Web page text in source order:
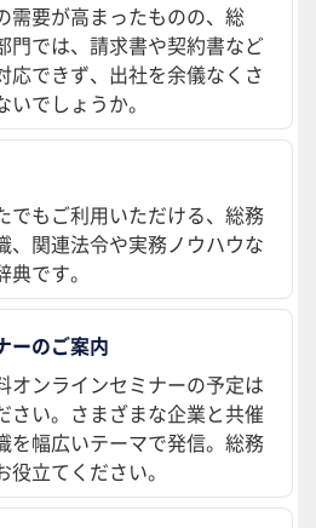
需要が高まったものの、総
門では、請求書や契約書など
応できず、出社を余儀なくさ
でしょうか。
でもご利用いただける、総務
、関連法令や実務ノウハウな
です。
ーのご案内
オンラインセミナーの予定は
さい。さまざまな企業と共催
を幅広いテーマで発信。総務
立てください。